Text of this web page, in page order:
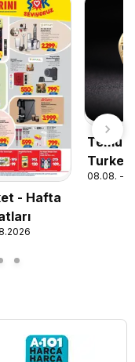
- Hafta
Temu
Turkey
08.08. -